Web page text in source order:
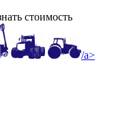
стоимость
/a>